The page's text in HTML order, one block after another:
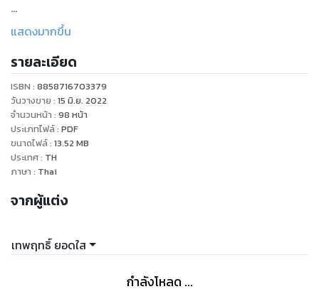
แบบฝึกหัดเสริมทักษะ วิชาภาษาอังกฤษ ชั้น ป.2 ภาคเรียนที่ 1
เฉลยละเอียด (แยกสอดไว้ในเล่ม)
ติวเข้มพื้นฐานหลักไวยากรณ์ภาษาอังกฤษ ครอบคลุมเนื้อหาตาม
แบบเรียนของกระทรวงศึกษาธิการ และประเมินผลพร้อมฝึกทักษะ
ให้แม่นยำ กับแบบฝึกหัดท้ายบท และแนวข้อสอบปลายภาค เหมาะ
สำหรับทั้งนักเรียน ครูอาจารย์และผู้สนใจสามารถนำไปปรับใช้เป็น
นวัตกรรมการสอนได้
ผู้เขียน : สุภานีสิริ คุมพล และ เทพฤทธิ์ ยอดใส
คำศัพท์เบื้องต้น / ทักษะการเขียน แต่งประโยค
แบบทดสอบท้ายบท และแนวข้อสอบปลายภาคเรียนที่ 1
พร้อมเฉลยแยกสอดในเล่ม
แสดงมากขึ้น
รายละเอียด
ISBN : 8858716703379
วันวางขาย : 15 มิ.ย. 2022
จำนวนหน้า : 98 หน้า
ประเภทไฟล์: PDF
ขนาดไฟล์: 13.52 MB
ประเทศ: TH
ภาษา : Thai
จากผู้แต่ง
เทพฤทธิ์ ยอดใส
กำลังโหลด ...